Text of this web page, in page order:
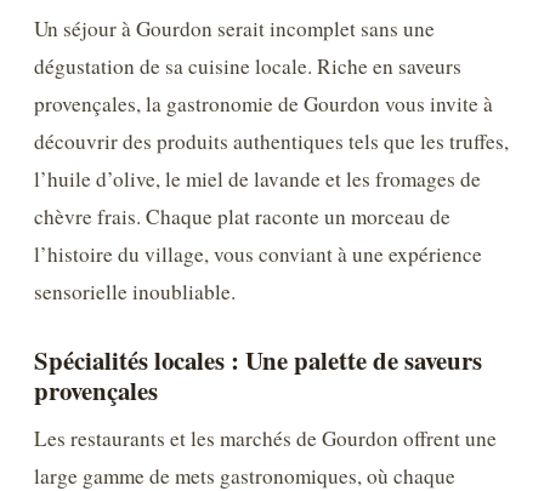
Un séjour à Gourdon serait incomplet sans une
dégustation de sa cuisine locale. Riche en saveurs
provençales, la gastronomie de Gourdon vous invite à
découvrir des produits authentiques tels que les truffes,
l’huile d’olive, le miel de lavande et les fromages de
chèvre frais. Chaque plat raconte un morceau de
l’histoire du village, vous conviant à une expérience
sensorielle inoubliable.
Spécialités locales : Une palette de saveurs
provençales
Les restaurants et les marchés de Gourdon offrent une
large gamme de mets gastronomiques, où chaque